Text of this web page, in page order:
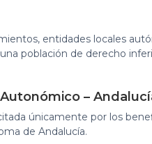
entidades locales
población de derecho
–
únicamente por los
de Andalucía.